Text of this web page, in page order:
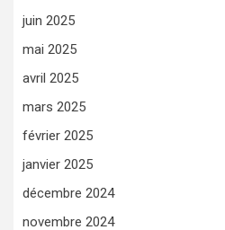
juin 2025
mai 2025
avril 2025
mars 2025
février 2025
janvier 2025
décembre 2024
novembre 2024